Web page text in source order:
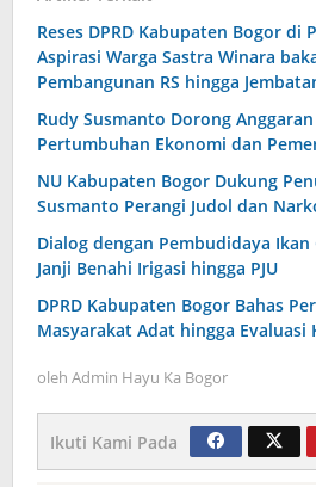
Reses DPRD Kabupaten Bogor di
Aspirasi Warga Sastra Winara
Pembangunan RS hingga
Rudy Susmanto Dorong
Pertumbuhan Ekonomi dan
NU Kabupaten Bogor Dukung
Susmanto Perangi Judol dan
Dialog dengan Pembudidaya
Janji Benahi Irigasi hingga PJU
DPRD Kabupaten Bogor Bahas
Masyarakat Adat hingga Evaluasi
oleh Admin Hayu Ka Bogor
Ikuti Kami Pada